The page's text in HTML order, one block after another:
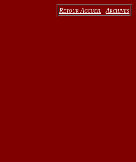
Retour Accueil Archives